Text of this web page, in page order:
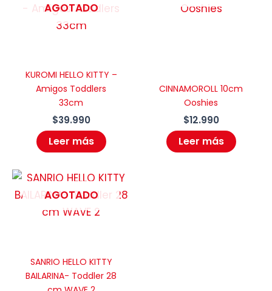
AGOTADO
KUROMI HELLO KITTY –
Amigos Toddlers
33cm
$39.990
Leer más
CINNAMOROLL 10cm
Ooshies
$12.990
Leer más
AGOTADO
SANRIO HELLO KITTY
BAILARINA- Toddler 28